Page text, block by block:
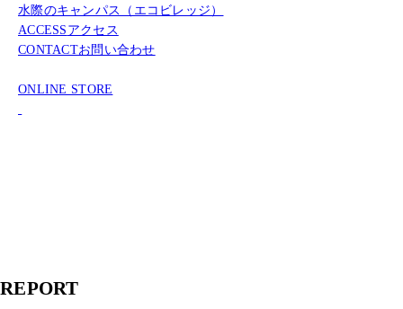
水際のキャンパス（エコビレッジ）
ACCESS アクセス
CONTACTお問い合わせ
ONLINE STORE
REPORT